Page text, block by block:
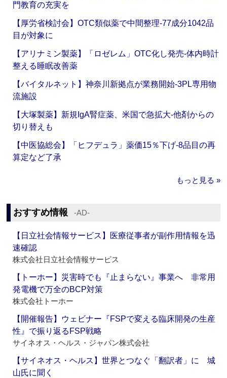
門教育の充実を
【厚労省検討会】OTC類似薬で中間整理‐77成分1042品
目が対象に
【アリナミン製薬】「ロゼレム」OTC化し発売‐体内時計
整える睡眠改善薬
【バイタルネット】神奈川新拠点が業務開始‐3PL専用物
流施設
【大塚製薬】新規IgA腎症薬、米国で急拡大‐他剤からの
切り替えも
【中医協総会】「ヒフデュラ」薬価15％下げ‐8品目の再
算定など了承
もっと見る »
おすすめ情報 ‐AD‐
【日立社会情報サービス】医療従事者が副作用情報を迅
速確認
株式会社日立社会情報サービス
【トーホー】災害時でも『止まらない』事業へ 非常用
発電機で万全のBCP対策
株式会社トーホー
【開催報告】ウェビナー『FSPで変える臨床開発の生産
性』で振り返るFSP戦略
サイネオス・ヘルス・ジャパン株式会社
【サイネオス・ヘルス】世界とつなぐ「翻訳者」に 城
山氏に聞く